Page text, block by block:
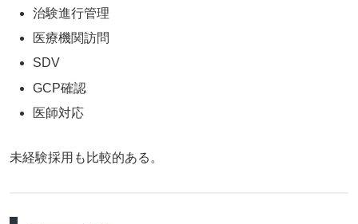
治験進行管理
医療機関訪問
SDV
GCP確認
医師対応
未経験採用も比較的ある。